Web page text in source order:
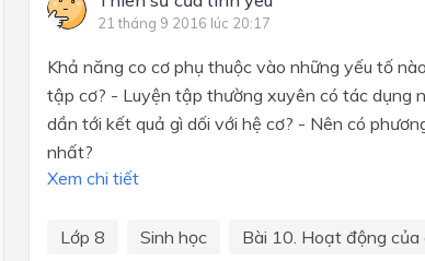
21 tháng 9 2016 lúc 20:17
Khả năng co cơ phụ thuộc vào những yếu tố
tập cơ? - Luyện tập thường xuyên có tác dụng
dần tới kết quả gì dối với hệ cơ? - Nên có
nhất?
Xem chi tiết
Lớp 8 Sinh học Bài 10. Hoạt động của